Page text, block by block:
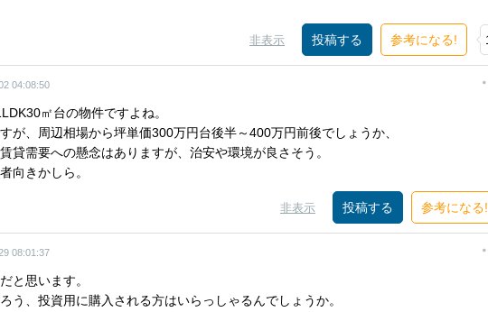
非表示 参考になる!
04:08:50
㎡台の物件ですよね。
が、周辺相場から坪単価300万円台後半～400万円前後でしょうか、
貸需要への懸念はありますが、治安や環境が良さそう。
向きかしら。
非表示 参考になる!
08:01:37
と思います。
う、投資用に購入される方はいらっしゃるんでしょうか。